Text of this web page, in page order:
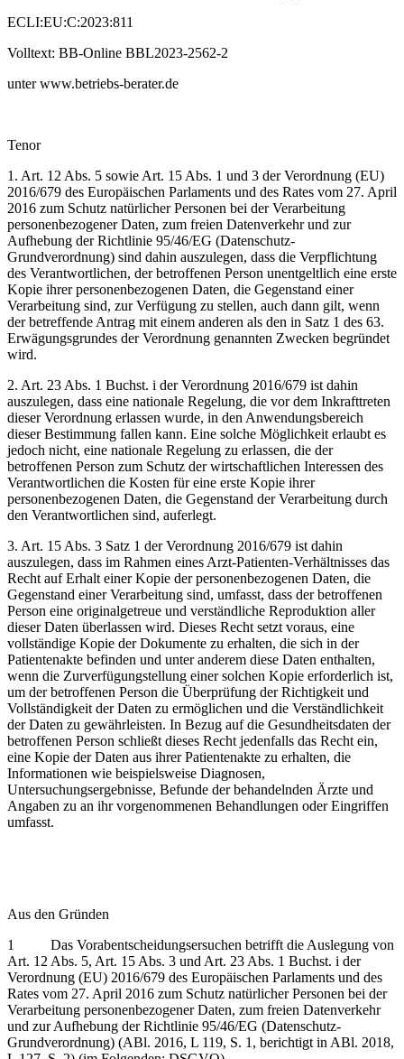
ECLI:EU:C:2023:811
Volltext: BB-Online BBL2023-2562-2
unter www.betriebs-berater.de
Tenor
1. Art. 12 Abs. 5 sowie Art. 15 Abs. 1 und 3 der Verordnung (EU)
2016/679 des Europäischen Parlaments und des Rates vom 27. April
2016 zum Schutz natürlicher Personen bei der Verarbeitung
personenbezogener Daten, zum freien Datenverkehr und zur
Aufhebung der Richtlinie 95/46/EG (Datenschutz-
Grundverordnung) sind dahin auszulegen, dass die Verpflichtung
des Verantwortlichen, der betroffenen Person unentgeltlich eine erste
Kopie ihrer personenbezogenen Daten, die Gegenstand einer
Verarbeitung sind, zur Verfügung zu stellen, auch dann gilt, wenn
der betreffende Antrag mit einem anderen als den in Satz 1 des 63.
Erwägungsgrundes der Verordnung genannten Zwecken begründet
wird.
2. Art. 23 Abs. 1 Buchst. i der Verordnung 2016/679 ist dahin
auszulegen, dass eine nationale Regelung, die vor dem Inkrafttreten
dieser Verordnung erlassen wurde, in den Anwendungsbereich
dieser Bestimmung fallen kann. Eine solche Möglichkeit erlaubt es
jedoch nicht, eine nationale Regelung zu erlassen, die der
betroffenen Person zum Schutz der wirtschaftlichen Interessen des
Verantwortlichen die Kosten für eine erste Kopie ihrer
personenbezogenen Daten, die Gegenstand der Verarbeitung durch
den Verantwortlichen sind, auferlegt.
3. Art. 15 Abs. 3 Satz 1 der Verordnung 2016/679 ist dahin
auszulegen, dass im Rahmen eines Arzt-Patienten-Verhältnisses das
Recht auf Erhalt einer Kopie der personenbezogenen Daten, die
Gegenstand einer Verarbeitung sind, umfasst, dass der betroffenen
Person eine originalgetreue und verständliche Reproduktion aller
dieser Daten überlassen wird. Dieses Recht setzt voraus, eine
vollständige Kopie der Dokumente zu erhalten, die sich in der
Patientenakte befinden und unter anderem diese Daten enthalten,
wenn die Zurverfügungstellung einer solchen Kopie erforderlich ist,
um der betroffenen Person die Überprüfung der Richtigkeit und
Vollständigkeit der Daten zu ermöglichen und die Verständlichkeit
der Daten zu gewährleisten. In Bezug auf die Gesundheitsdaten der
betroffenen Person schließt dieses Recht jedenfalls das Recht ein,
eine Kopie der Daten aus ihrer Patientenakte zu erhalten, die
Informationen wie beispielsweise Diagnosen,
Untersuchungsergebnisse, Befunde der behandelnden Ärzte und
Angaben zu an ihr vorgenommenen Behandlungen oder Eingriffen
umfasst.
Aus den Gründen
1 Das Vorabentscheidungsersuchen betrifft die Auslegung von
Art. 12 Abs. 5, Art. 15 Abs. 3 und Art. 23 Abs. 1 Buchst. i der
Verordnung (EU) 2016/679 des Europäischen Parlaments und des
Rates vom 27. April 2016 zum Schutz natürlicher Personen bei der
Verarbeitung personenbezogener Daten, zum freien Datenverkehr
und zur Aufhebung der Richtlinie 95/46/EG (Datenschutz-
Grundverordnung) (ABl. 2016, L 119, S. 1, berichtigt in ABl. 2018,